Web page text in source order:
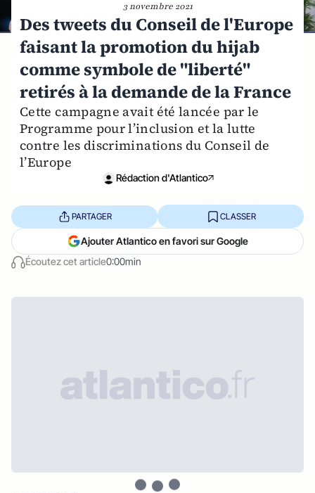
3 novembre 2021
Des tweets du Conseil de l'Europe
faisant la promotion du hijab
comme symbole de "liberté"
retirés à la demande de la France
Cette campagne avait été lancée par le
Programme pour l’inclusion et la lutte
contre les discriminations du Conseil de
l’Europe
Rédaction d'Atlantico
Écoutez cet article0:00min
PARTAGER CLASSER
Ajouter Atlantico en favori sur Google